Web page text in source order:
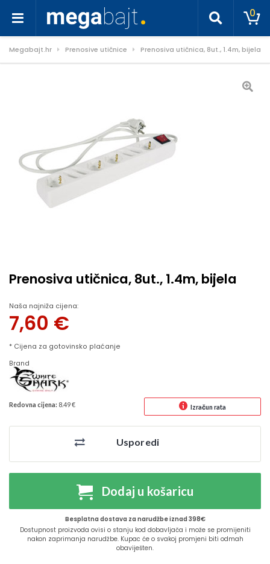
0
Megabajt.hr Prenosive utičnice Prenosiva utičnica, 8ut., 1.4m, bijela
Prenosiva utičnica, 8ut., 1.4m, bijela
Naša najniža cijena:
7,60 €
* Cijena za gotovinsko plaćanje
Brand
Redovna cijena: 8.49 € Izračun rata
Usporedi
Dodaj u košaricu
Besplatna dostava za narudžbe iznad 398€
Dostupnost proizvoda ovisi o stanju kod dobavljača i može se promijeniti
nakon zaprimanja narudžbe. Kupac će o svakoj promjeni biti odmah
obaviješten.